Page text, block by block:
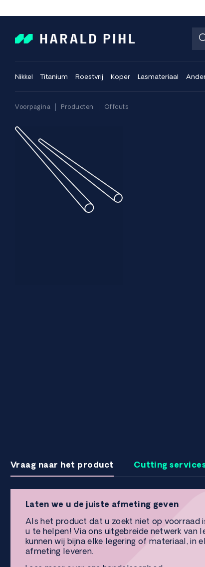
Nikkel Titanium Roestvrij Koper Lasmateriaal
Voorpagina Producten Offcuts
Vraag naar het product Cutting
Laten we u de juiste afmeting geven
Als het product dat u zoekt niet op voorraad
u te helpen! Via ons uitgebreide netwerk van
kunnen wij bijna elke legering of materiaal, in
afmeting leveren.